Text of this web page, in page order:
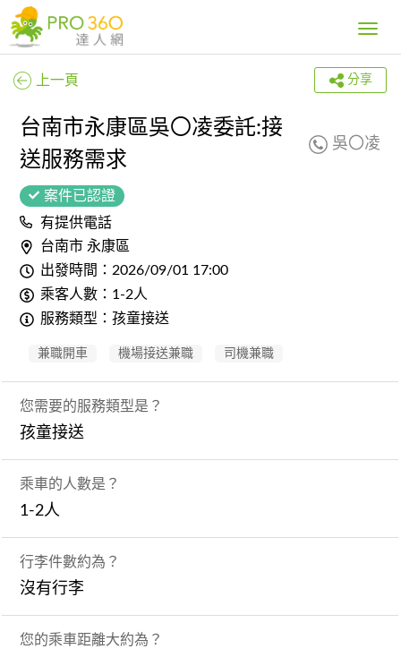
Toggle
上一頁 分享
台南市永康區吳〇凌委託:接
送服務需求
吳〇凌
案件已認證
有提供電話
台南市 永康區
出發時間：2026/09/01 17:00
乘客人數：1-2人
服務類型：孩童接送
兼職開車 機場接送兼職 司機兼職
您需要的服務類型是？
孩童接送
乘車的人數是？
1-2人
行李件數約為？
沒有行李
您的乘車距離大約為？